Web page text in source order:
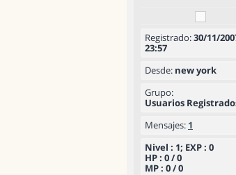
Registrado:30/11/
23:57
Desde: new york
Grupo:
Usuarios
Mensajes: 1
Nivel : 1; EXP : 0
HP : 0 / 0
MP : 0 / 0